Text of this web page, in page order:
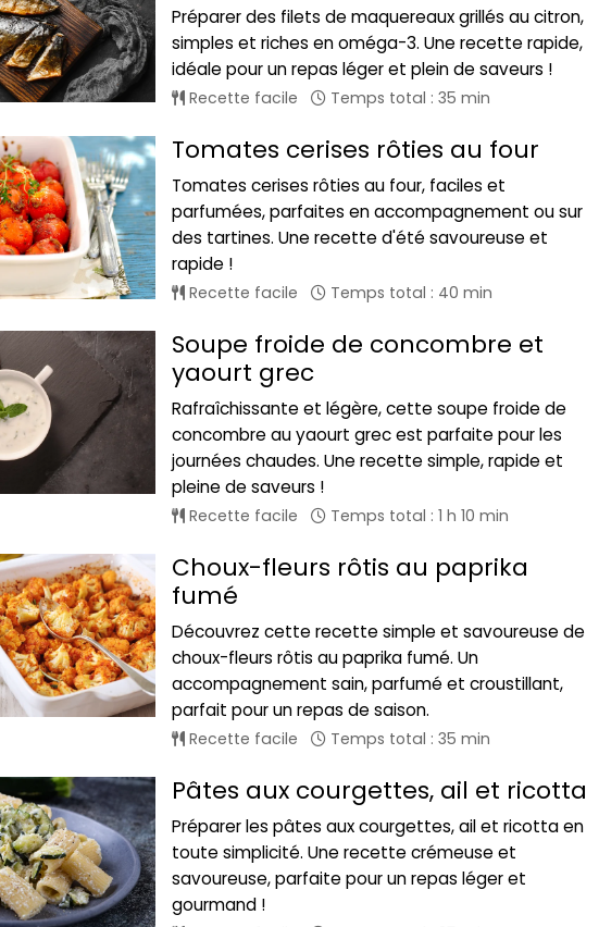
Préparer des filets de maquereaux grillés au citron,
simples et riches en oméga-3. Une recette rapide,
idéale pour un repas léger et plein de saveurs !
Recette facile Temps total : 35 min
Tomates cerises rôties au four
Tomates cerises rôties au four, faciles et
parfumées, parfaites en accompagnement ou sur
des tartines. Une recette d'été savoureuse et
rapide !
Recette facile Temps total : 40 min
Soupe froide de concombre et
yaourt grec
Rafraîchissante et légère, cette soupe froide de
concombre au yaourt grec est parfaite pour les
journées chaudes. Une recette simple, rapide et
pleine de saveurs !
Recette facile Temps total : 1 h 10 min
Choux-fleurs rôtis au paprika
fumé
Découvrez cette recette simple et savoureuse de
choux-fleurs rôtis au paprika fumé. Un
accompagnement sain, parfumé et croustillant,
parfait pour un repas de saison.
Recette facile Temps total : 35 min
Pâtes aux courgettes, ail et ricotta
Préparer les pâtes aux courgettes, ail et ricotta en
toute simplicité. Une recette crémeuse et
savoureuse, parfaite pour un repas léger et
gourmand !